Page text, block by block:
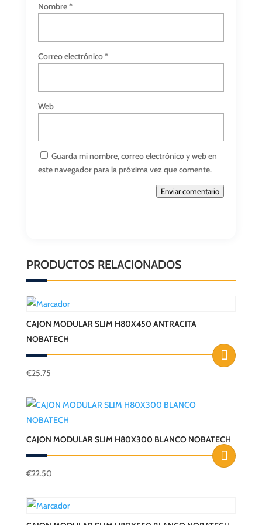
Nombre*
Correo electrónico*
Web
Guarda mi nombre, correo electrónico y web en
este navegador para la próxima vez que comente.
Enviar comentario
PRODUCTOS RELACIONADOS
CAJON MODULAR SLIM H80X450 ANTRACITA
NOBATECH
€25.75
CAJON MODULAR SLIM H80X300 BLANCO NOBATECH
€22.50